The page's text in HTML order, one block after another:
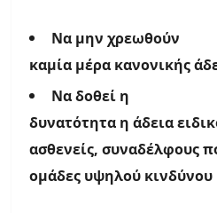
Να μην χρεωθούν
καμία μέρα κανονικής
Να δοθεί η
δυνατότητα η άδεια
ασθενείς, συναδέλφους
ομάδες υψηλού κινδύνου